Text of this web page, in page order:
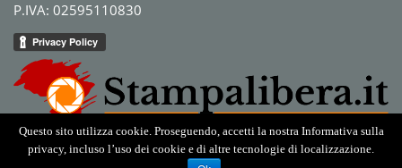
P.IVA: 02595110830
Questo sito utilizza cookie. Proseguendo, accetti la nostra Informativa sulla
privacy, incluso l’uso dei cookie e di altre tecnologie di localizzazione.